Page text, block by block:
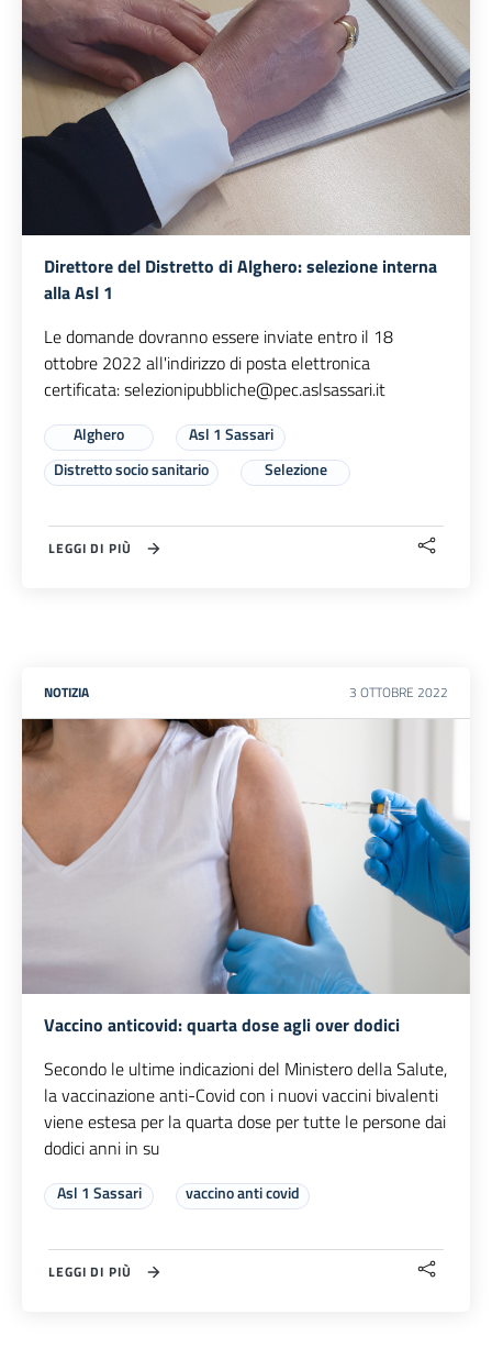
Direttore del Distretto di Alghero: selezione interna
alla Asl 1
Le domande dovranno essere inviate entro il 18
ottobre 2022 all'indirizzo di posta elettronica
certificata:selezionipubbliche@pec.aslsassari.it
Alghero
Asl 1 Sassari
Distretto socio sanitario
Selezione
LEGGI DI PIÙ
NOTIZIA 3 OTTOBRE 2022
Vaccino anticovid: quarta dose agli over dodici
Secondo le ultime indicazioni del Ministero della Salute,
la vaccinazione anti-Covid con i nuovi vaccini bivalenti
viene estesa per la quarta dose per tutte le persone dai
dodici anni in su
Asl 1 Sassari vaccino anti covid
LEGGI DI PIÙ